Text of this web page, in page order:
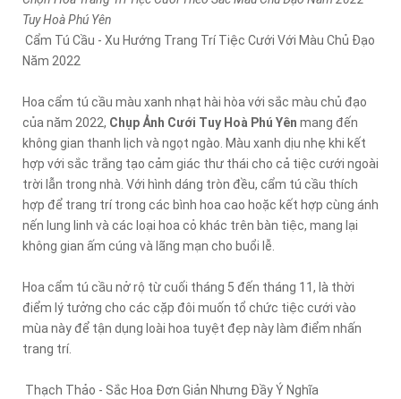
Tuy Hoà Phú Yên
Cẩm Tú Cầu - Xu Hướng Trang Trí Tiệc Cưới Với Màu Chủ Đạo
Năm 2022
Hoa cẩm tú cầu màu xanh nhạt hài hòa với sắc màu chủ đạo
của năm 2022, Chụp Ảnh Cưới Tuy Hoà Phú Yên mang đến
không gian thanh lịch và ngọt ngào. Màu xanh dịu nhẹ khi kết
hợp với sắc trắng tạo cảm giác thư thái cho cả tiệc cưới ngoài
trời lẫn trong nhà. Với hình dáng tròn đều, cẩm tú cầu thích
hợp để trang trí trong các bình hoa cao hoặc kết hợp cùng ánh
nến lung linh và các loại hoa cỏ khác trên bàn tiệc, mang lại
không gian ấm cúng và lãng mạn cho buổi lễ.
Hoa cẩm tú cầu nở rộ từ cuối tháng 5 đến tháng 11, là thời
điểm lý tưởng cho các cặp đôi muốn tổ chức tiệc cưới vào
mùa này để tận dụng loài hoa tuyệt đẹp này làm điểm nhấn
trang trí.
Thạch Thảo - Sắc Hoa Đơn Giản Nhưng Đầy Ý Nghĩa